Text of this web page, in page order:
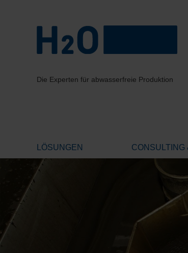
Die Experten für abwasserfreie Produktion
LÖSUNGEN CONSULTING